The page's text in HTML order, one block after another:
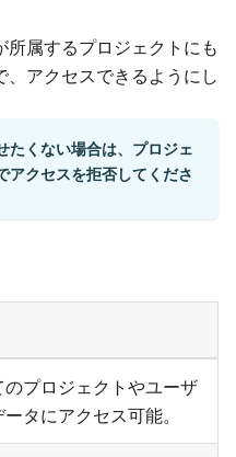
所属するプロジェクトにも
アクセスできるようにし
たくない場合は、プロジェ
アクセスを拒否してくださ
のプロジェクトやユーザ
タにアクセス可能。